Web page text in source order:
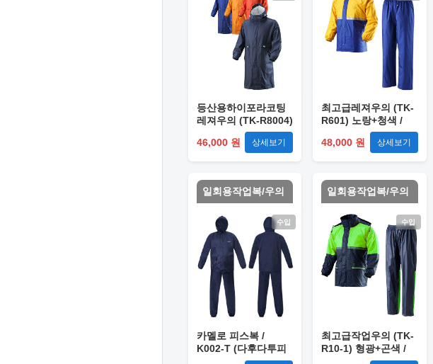
등산용하이포라코팅
레져우의 (TK-R8004)
46,000 원
상세보기
최고급레져우의 (TK-
R601) 노랑+청색 /
48,000 원
상세보기
일회용작업복/우의
수입
카멜로 피스복 /
K002-T (다후다투피
일회용작업복/우의
수입
최고급작업우의 (TK-
R10-1) 형광+곤색 /